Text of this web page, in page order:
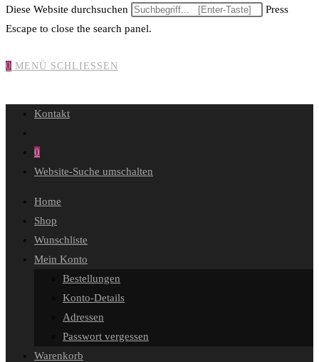
Diese Website durchsuchen
Press
Escape to close the search panel.
0 MENÜ SCHLIESSEN
Kontakt
0
Website-Suche umschalten
Home
Shop
Wunschliste
Mein Konto
Bestellungen
Konto-Details
Adressen
Passwort vergessen
Warenkorb